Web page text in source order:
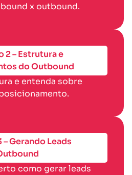
x outbound.
2 – Estrutura e
do Outbound
e entenda sobre
– Gerando Leads
como gerar leads